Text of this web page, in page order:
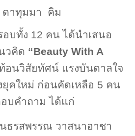
ดาทุมมา
คิม
อบทั้ง 12 คน ได้นำเสนอ
วคิด “Beauty With A
อนวิสัยทัศน์ แรงบันดาลใจ
คใหม่ ก่อนคัดเหลือ 5 คน
บคำถาม ได้แก่
ธรสพรรณ วาสนาอาชา